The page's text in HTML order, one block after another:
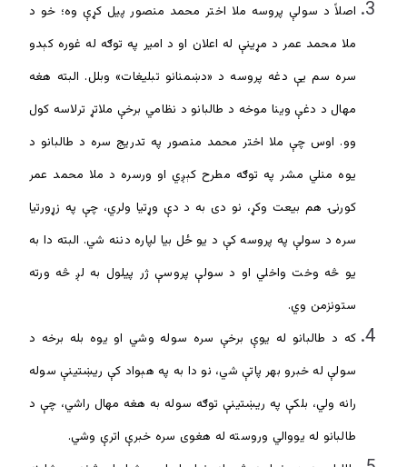
اصلاً د سولې پروسه ملا اختر محمد منصور پيل کړې وه؛ خو د
ملا محمد عمر د مړینې له اعلان او د امیر په توګه له غوره کېدو
سره سم یې دغه پروسه د «دښمنانو تبلیغات» وبلل. البته هغه
مهال د دغې وینا موخه د طالبانو د نظامي برخې ملاتړ ترلاسه کول
وو. اوس چې ملا اختر محمد منصور په تدریج سره د طالبانو د
یوه منلي مشر په توګه مطرح کېږي او ورسره د ملا محمد عمر
کورنۍ هم بیعت وکړ، نو دی به د دې وړتیا ولري، چې په زړورتیا
سره د سولې په پروسه کې د یو ځل بیا لپاره دننه شي. البته دا به
یو څه وخت واخلي او د سولې پروسې ژر پیلول به لږ څه ورته
ستونزمن وي.
که د طالبانو له يوې برخې سره سوله وشي او يوه بله برخه د
سولې له خبرو بهر پاتې شي، نو دا به په هېواد کې ریښتینې سوله
رانه ولي، بلکې په ریښتینې توګه سوله به هغه مهال راشي، چې د
طالبانو له يووالي وروسته له هغوی سره خبرې اترې وشي.